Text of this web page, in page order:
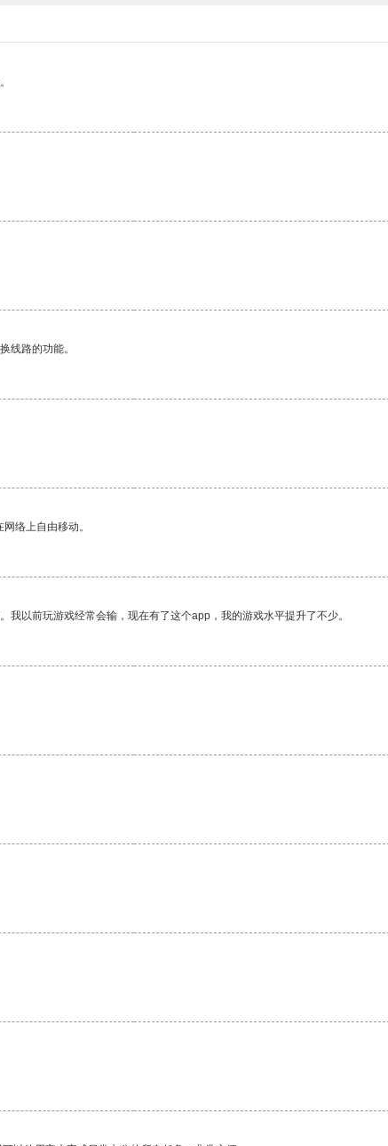
线路的功能。
络上自由移动。
以前玩游戏经常会输，现在有了这个app，我的游戏水平提升了不少。